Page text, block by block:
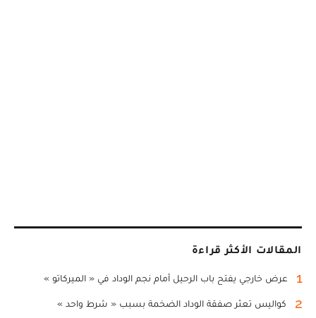
المقالات الأكثر قراءة
1 عرض خارجي يفتح باب الرحيل أمام نجم الوداد في « الميركاتو »
2 كواليس تعثر صفقة الوداد الضخمة بسبب « شرط واحد »